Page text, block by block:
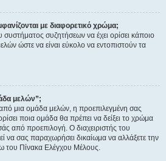
με διαφορετικό χρώμα;
συστήματος συζητήσεων να έχει ορίσει κάποιο
ώστε να είναι εύκολο να εντοπιστούν τα
μελών”;
μια ομάδα μελών, η προεπιλεγμένη σας
ποια ομάδα θα πρέπει να δείξει το χρώμα
από προεπιλογή. Ο διαχειριστής του
να σας παραχωρήσει δικαίωμα να αλλάξετε την
του Πίνακα Ελέγχου Μέλους.